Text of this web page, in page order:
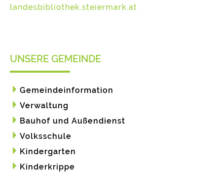
landesbibliothek.steiermark.at
UNSERE GEMEINDE
Gemeindeinformation
Verwaltung
Bauhof und Außendienst
Volksschule
Kindergarten
Kinderkrippe